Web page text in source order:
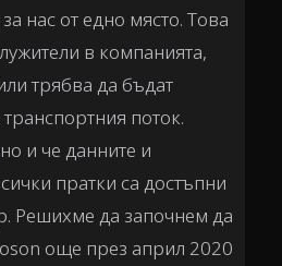
нас от едно място. Това
в компанията,
трябва да бъдат
поток.
и че данните и
пратки са достъпни
Решихме да започнем да
още през април 2020